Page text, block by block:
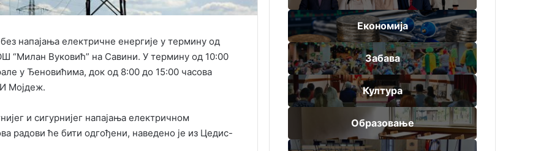
напајања електричне енергије у термину од
“Милан Вуковић” на Савини. У термину од 10:00
у Ђеновићима, док од 8:00 до 15:00 часова
Мојдеж.
и сигурнијег напајања електричном
радови ће бити одгођени, наведено је из Цедис-
Економија
Забава
Култура
Образовање